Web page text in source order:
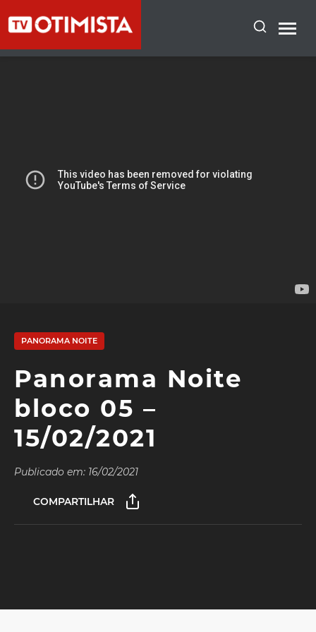
PANORAMA NOITE
Panorama Noite
bloco 05 –
15/02/2021
Publicado em: 16/02/2021
COMPARTILHAR